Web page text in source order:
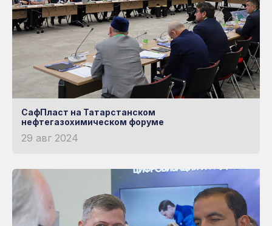
СафПласт на Татарстанском
нефтегазохимическом форуме
29 авг 2024